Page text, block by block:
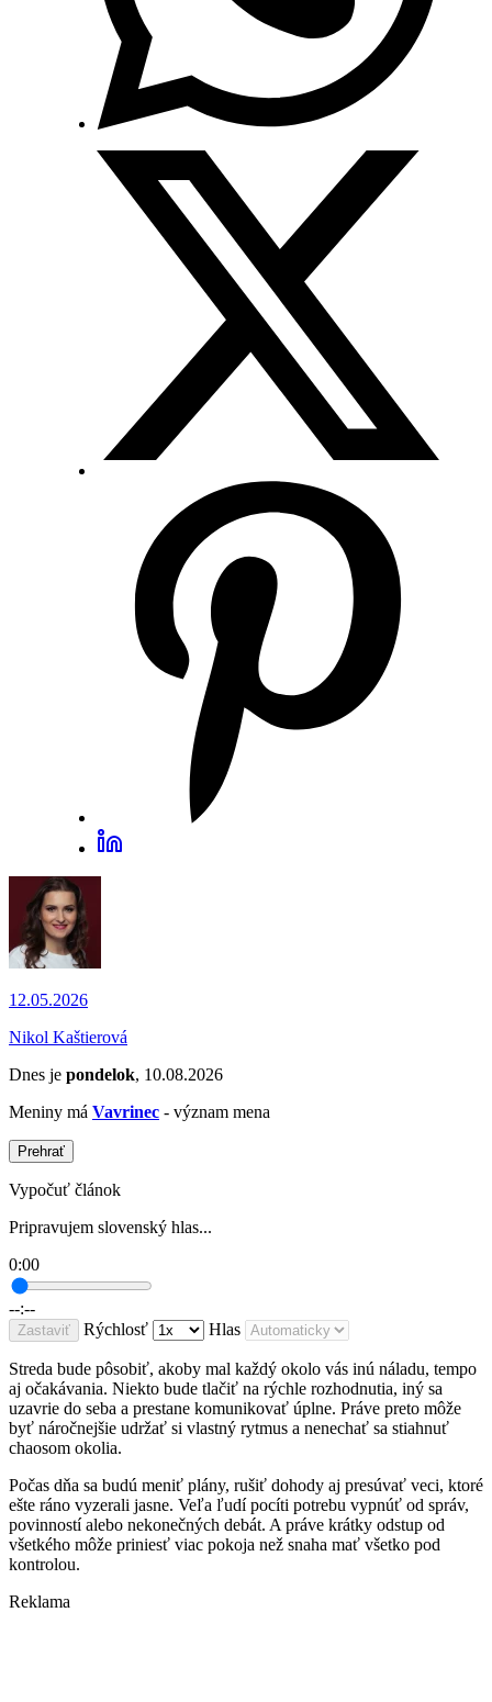
12.05.2026
Nikol Kaštierová
Dnes je pondelok, 10.08.2026
Meniny má Vavrinec - význam mena
Prehrať
Vypočuť článok
Pripravujem slovenský hlas...
0:00
--:--
Zastaviť Rýchlosť Hlas
Streda bude pôsobiť, akoby mal každý okolo vás inú náladu, tempo
aj očakávania. Niekto bude tlačiť na rýchle rozhodnutia, iný sa
uzavrie do seba a prestane komunikovať úplne. Práve preto môže
byť náročnejšie udržať si vlastný rytmus a nenechať sa stiahnuť
chaosom okolia.
Počas dňa sa budú meniť plány, rušiť dohody aj presúvať veci, ktoré
ešte ráno vyzerali jasne. Veľa ľudí pocíti potrebu vypnúť od správ,
povinností alebo nekonečných debát. A práve krátky odstup od
všetkého môže priniesť viac pokoja než snaha mať všetko pod
kontrolou.
Reklama